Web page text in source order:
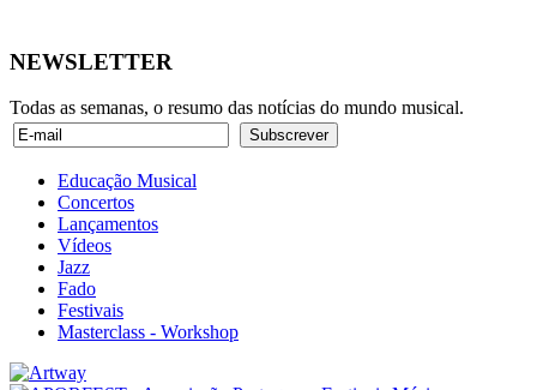
NEWSLETTER
Todas as semanas, o resumo das notícias do mundo musical.
Educação Musical
Concertos
Lançamentos
Vídeos
Jazz
Fado
Festivais
Masterclass - Workshop